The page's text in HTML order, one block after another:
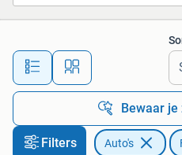
Alle
Bewaar
Filters Auto's